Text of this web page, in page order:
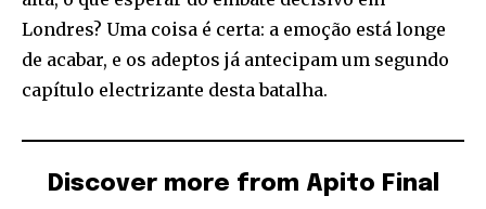
Londres? Uma coisa é certa: a emoção está longe
de acabar, e os adeptos já antecipam um segundo
capítulo electrizante desta batalha.
Discover more from Apito Final